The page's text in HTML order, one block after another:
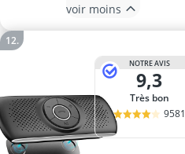
voir moins
NOTRE AVIS
9,3
Très bon
9581